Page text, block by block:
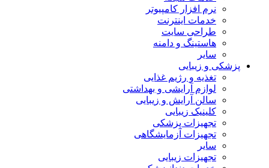
نرم افزار کامپیوتر
خدمات اینترنت
طراحی سایت
هاستینگ و دامنه
سایر
پزشکی و زیبایی
تغذیه و رژیم غذایی
لوازم آرایشی و بهداشتی
سالن آرایش و زیبایی
کلینیک زیبایی
تجهیزات پزشکی
تجهیزات آزمایشگاهی
سایر
تجهیزات زیبایی